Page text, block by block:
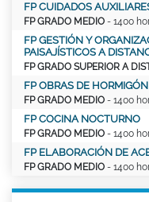
FP CUIDADOS
FP GRADO MEDIO - 1400
FP GESTIÓN Y
PAISAJÍSTICOS A
FP GRADO SUPERIOR A
FP OBRAS DE HORMIGÓN
FP GRADO MEDIO - 1400
FP COCINA NOCTURNO
FP GRADO MEDIO - 1400
FP ELABORACIÓN DE
FP GRADO MEDIO - 1400